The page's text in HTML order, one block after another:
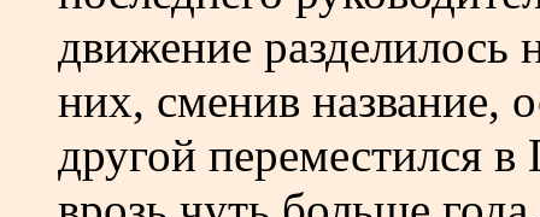
движение разделилось
них, сменив название,
другой переместился